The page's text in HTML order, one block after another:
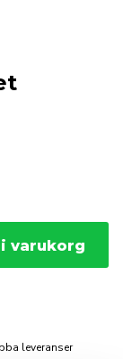
varukorg
leveranser